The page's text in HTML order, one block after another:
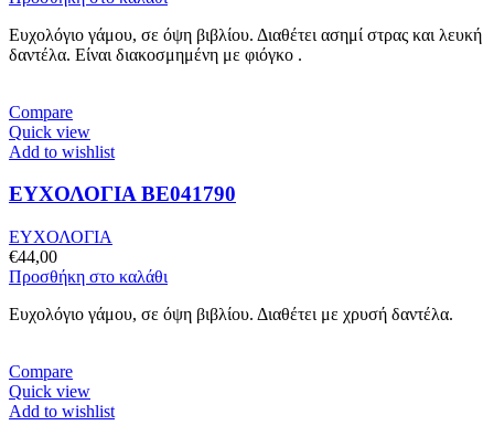
Ευχολόγιο γάμου, σε όψη βιβλίου. Διαθέτει ασημί στρας και λευκή
δαντέλα. Είναι διακοσμημένη με φιόγκο .
Compare
Quick view
Add to wishlist
ΕΥΧΟΛΟΓΙΑ BE041790
ΕΥΧΟΛΟΓΙΑ
€44,00
Προσθήκη στο καλάθι
Ευχολόγιο γάμου, σε όψη βιβλίου. Διαθέτει με χρυσή δαντέλα.
Compare
Quick view
Add to wishlist